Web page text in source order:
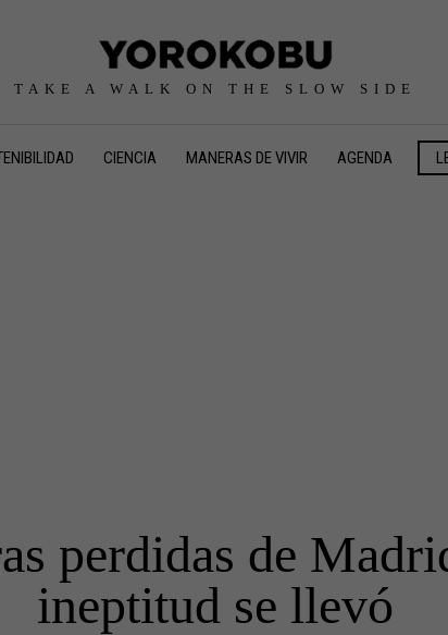
TAKE A WALK ON THE SLOW SIDE
CIENCIA MANERAS DE VIVIR AGENDA
perdidas de
ineptitud se llevó